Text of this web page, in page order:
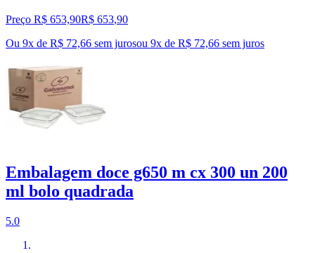
Preço R$ 653,90R$ 653,90
Ou 9x de R$ 72,66 sem jurosou 9x de R$ 72,66 sem juros
Embalagem doce g650 m cx 300 un 200
ml bolo quadrada
5.0